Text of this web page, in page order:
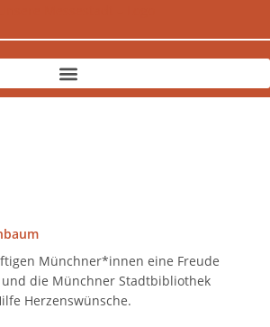
Münchner*innen eine Freude
die Münchner Stadtbibliothek
Herzenswünsche.